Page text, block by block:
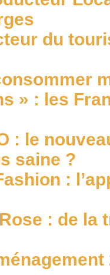
du
» : les
: le
saine ?
:
: de la